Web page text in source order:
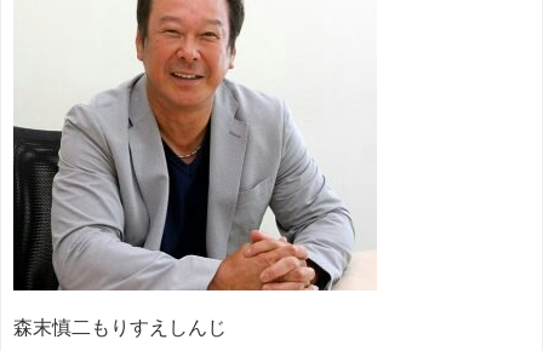
森末慎二もりすえしんじ